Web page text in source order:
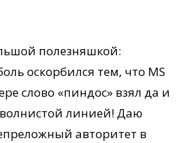
полезняшкой:
оскорбился тем, что MS
слово «пиндос» взял да и
линией! Даю
авторитет в